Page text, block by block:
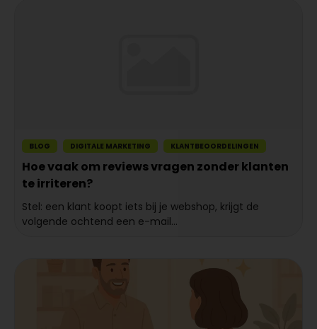
BLOG DIGITALE MARKETING KLANTBEOORDELINGEN
Hoe vaak om reviews vragen zonder klanten
te irriteren?
Stel: een klant koopt iets bij je webshop, krijgt de
volgende ochtend een e-mail...